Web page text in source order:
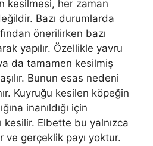
kesilmesi, her zaman
Bazı durumlarda
önerilirken bazı
yapılır. Özellikle yavru
da tamamen kesilmiş
Bunun esas nedeni
Kuyruğu kesilen köpeğin
inanıldığı için
kesilir. Elbette bu yalnızca
ve gerçeklik payı yoktur.